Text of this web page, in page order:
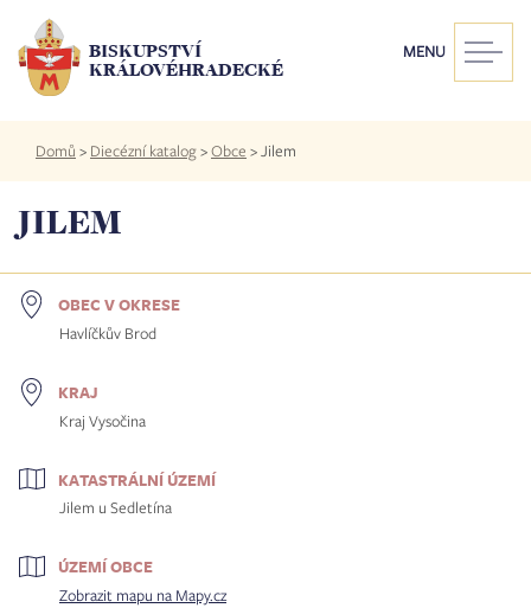
hlavnímu
obsahu
BISKUPSTVÍ
KRÁLOVÉHRADECKÉ
MENU
Drobečková
navigace
Domů > Diecézní katalog>Obce >Jilem
JILEM
OBEC V OKRESE
Havlíčkův Brod
KRAJ
Kraj Vysočina
KATASTRÁLNÍ ÚZEMÍ
Jilem u Sedletína
ÚZEMÍ OBCE
Zobrazit mapu na Mapy.cz